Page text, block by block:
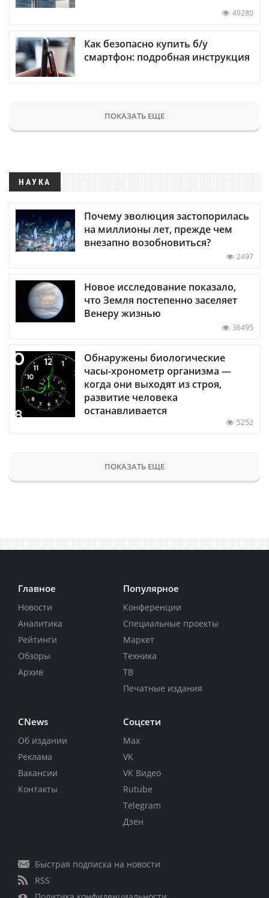
49280
Как безопасно купить б/у
смартфон: подробная инструкция
ПОКАЗАТЬ ЕЩЕ
НАУКА
Почему эволюция застопорилась
на миллионы лет, прежде чем
внезапно возобновиться?
2497
Новое исследование показало,
что Земля постепенно заселяет
Венеру жизнью
36495
Обнаружены биологические
часы-хронометр организма —
когда они выходят из строя,
развитие человека
останавливается
5252
ПОКАЗАТЬ ЕЩЕ
Главное
Новости
Аналитика
Рейтинги
Обзоры
Архив
Популярное
Конференции
Специальные проекты
Маркет
Техника
ТВ
Печатные издания
CNews
Об издании
Реклама
Вакансии
Контакты
Соцсети
Max
VK
VK Видео
Rutube
Telegram
Дзен
Быстрая подписка на новости
RSS